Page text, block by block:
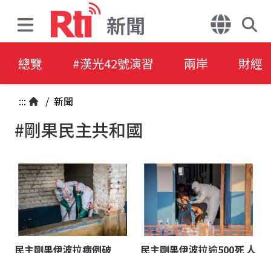
新聞
總覽 #漢光42號演習 兩岸 財經
::: / 新聞
#剛果民主共和國
民主剛果伊波拉病例破
民主剛果伊波拉逾500死 人